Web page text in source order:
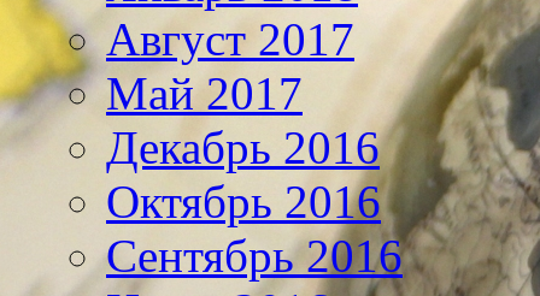
Август 2017
Май 2017
Декабрь 2016
Октябрь 2016
Сентябрь 2016